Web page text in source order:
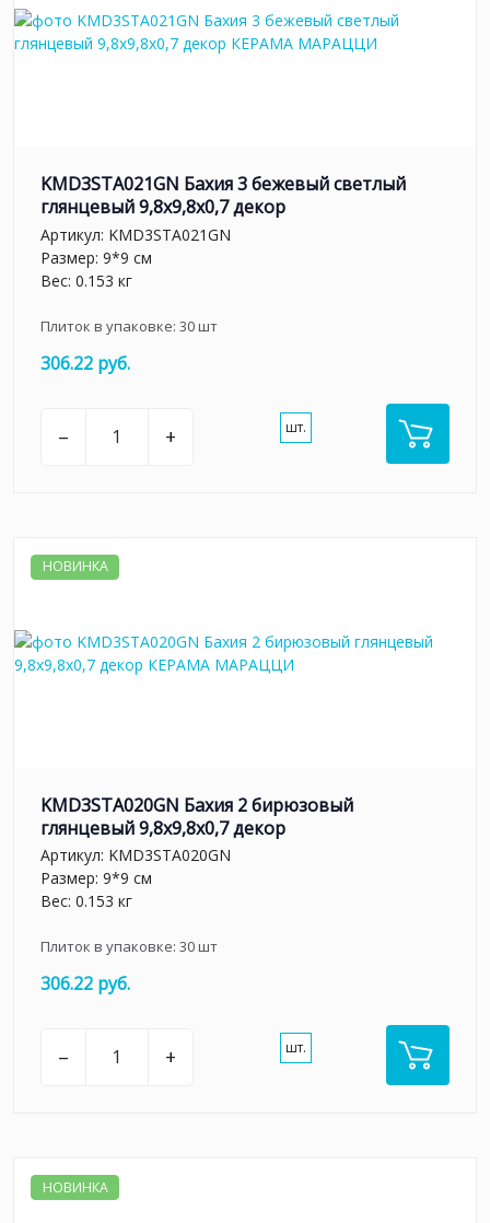
KMD3STA021GN Бахия 3 бежевый светлый
глянцевый 9,8x9,8x0,7 декор
Артикул: KMD3STA021GN
Размер: 9*9 см
Вес: 0.153 кг
Плиток в упаковке: 30шт
306.22 руб.
– + шт.
НОВИНКА
KMD3STA020GN Бахия 2 бирюзовый
глянцевый 9,8x9,8x0,7 декор
Артикул: KMD3STA020GN
Размер: 9*9 см
Вес: 0.153 кг
Плиток в упаковке: 30шт
306.22 руб.
– + шт.
НОВИНКА